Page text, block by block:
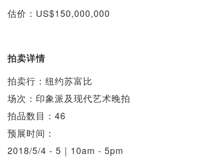
估价：US$150,000,000
拍卖详情
拍卖行：纽约苏富比
场次：印象派及现代艺术晚拍
拍品数目：46
预展时间：
2018/5/4 - 5｜10am - 5pm